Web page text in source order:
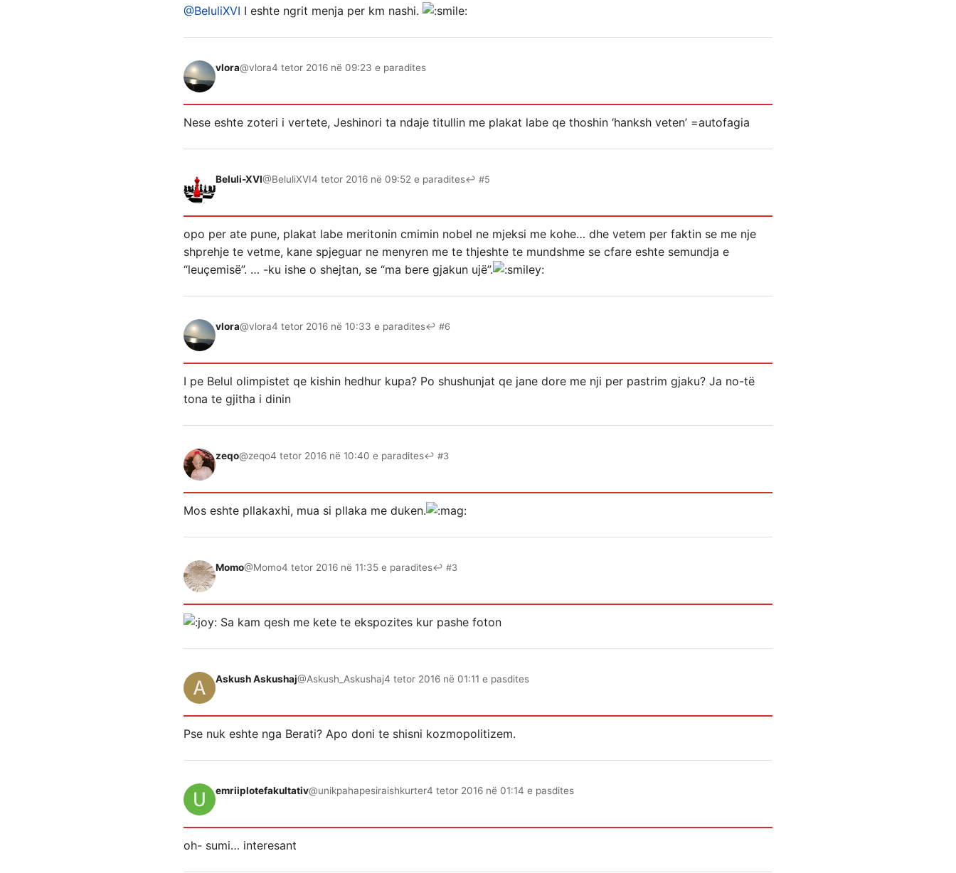
@BeluliXVI I eshte ngrit menja per km nashi.
vlora@vlora4 tetor 2016 në 09:23 e paradites
Nese eshte zoteri i vertete, Jeshinori ta ndaje titullin me plakat labe qe thoshin ‘hanksh veten’ =autofagia
Beluli-XVI@BeluliXVI4 tetor 2016 në 09:52 e paradites↩ #5
opo per ate pune, plakat labe meritonin cmimin nobel ne mjeksi me kohe… dhe vetem per faktin se me nje
shprehje te vetme, kane spjeguar ne menyren me te thjeshte te mundshme se cfare eshte semundja e
“leuçemisë”. … -ku ishe o shejtan, se “ma bere gjakun ujë”.
vlora@vlora4 tetor 2016 në 10:33 e paradites↩ #6
I pe Belul olimpistet qe kishin hedhur kupa? Po shushunjat qe jane dore me nji per pastrim gjaku? Ja no-të
tona te gjitha i dinin
zeqo@zeqo4 tetor 2016 në 10:40 e paradites↩ #3
Mos eshte pllakaxhi, mua si pllaka me duken.
Momo@Momo4 tetor 2016 në 11:35 e paradites↩ #3
Sa kam qesh me kete te ekspozites kur pashe foton
Askush Askushaj@Askush_Askushaj4 tetor 2016 në 01:11 e pasdites
Pse nuk eshte nga Berati? Apo doni te shisni kozmopolitizem.
emriiplotefakultativ@unikpahapesiraishkurter4 tetor 2016 në 01:14 e pasdites
oh- sumi… interesant